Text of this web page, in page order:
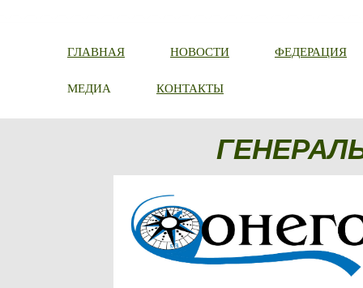
ГЛАВНАЯ НОВОСТИ ФЕДЕРАЦИЯ
МЕДИА КОНТАКТЫ